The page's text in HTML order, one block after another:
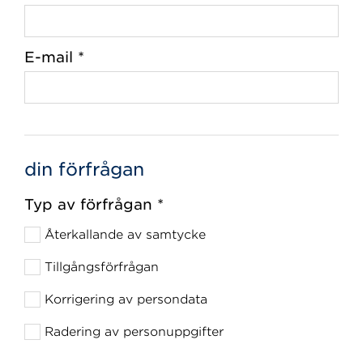
E-mail *
din förfrågan
Typ av förfrågan *
Återkallande av samtycke
Tillgångsförfrågan
Korrigering av persondata
Radering av personuppgifter